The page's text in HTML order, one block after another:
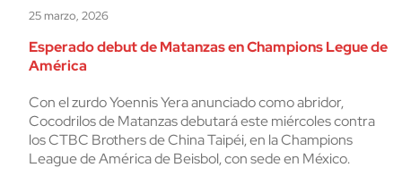
25 marzo, 2026
Esperado debut de Matanzas en Champions Legue de
América
Con el zurdo Yoennis Yera anunciado como abridor,
Cocodrilos de Matanzas debutará este miércoles contra
los CTBC Brothers de China Taipéi, en la Champions
League de América de Beisbol, con sede en México.